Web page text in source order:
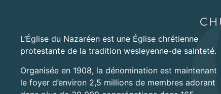
L’Église du Nazaréen est une Église chrétienne
protestante de la tradition wesleyenne-de sainteté.
Organisée en 1908, la dénomination est maintenant
le foyer d’environ 2,5 millions de membres adorant